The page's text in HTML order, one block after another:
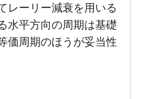
レーリー減衰を用いる
水平方向の周期は基礎
価周期のほうが妥当性